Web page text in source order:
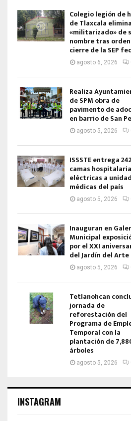
Colegio legión de
de Tlaxcala elimina
«militarizado» de
nombre tras
cierre de la SEP
agosto 6, 2026
Realiza
de SPM obra de
pavimento de
en barrio de San
agosto 5, 2026
ISSSTE entrega 242
camas
eléctricas a
médicas del país
agosto 5, 2026
Inauguran en
Municipal
por el XXI
del Jardín del Arte
agosto 5, 2026
Tetlanohcan
jornada de
reforestación del
Programa de
Temporal con la
plantación de
árboles
agosto 5, 2026
INSTAGRAM